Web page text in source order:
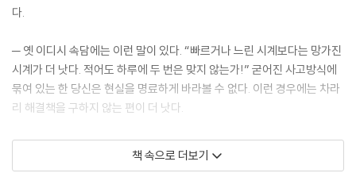
다.
─ 옛 이디시 속담에는 이런 말이 있다. “빠르거나 느린 시계보다는 망가진
시계가 더 낫다. 적어도 하루에 두 번은 맞지 않는가!” 굳어진 사고방식에
묶여 있는 한 당신은 현실을 명료하게 바라볼 수 없다. 이런 경우에는 차라
리 해결책을 구하지 않는 편이 더 낫다.
─ “열한 개의 사과를 열두 명의 학생에게 나눠주려면 어떻게 해야 할까
요?” 논리를 초월한 답변은 아마도 이럴 것이다. “간단해요. 사과를 갈아
책 속으로 더보기